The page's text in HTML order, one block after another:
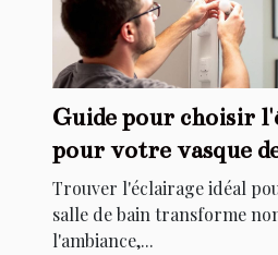
Guide pour choisir
pour votre vasque
Trouver l'éclairage idéal
salle de bain transforme
l'ambiance,...